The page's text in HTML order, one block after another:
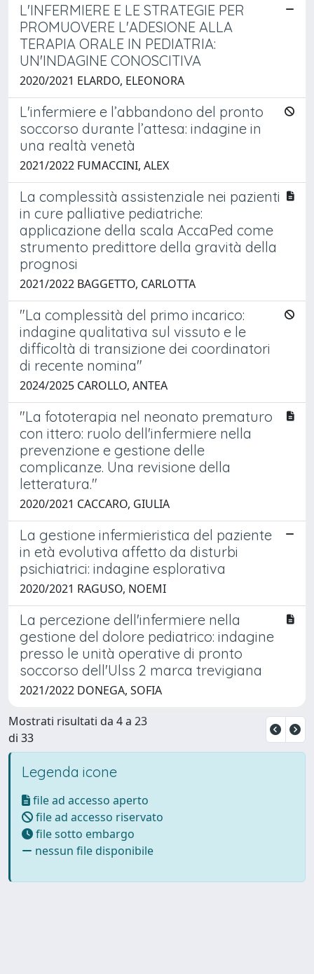
L'INFERMIERE E LE STRATEGIE PER
PROMUOVERE L'ADESIONE ALLA
TERAPIA ORALE IN PEDIATRIA:
UN'INDAGINE CONOSCITIVA
2020/2021 ELARDO, ELEONORA
L'infermiere e l’abbandono del pronto
soccorso durante l’attesa: indagine in
una realtà venetà
2021/2022 FUMACCINI, ALEX
La complessità assistenziale nei pazienti
in cure palliative pediatriche:
applicazione della scala AccaPed come
strumento predittore della gravità della
prognosi
2021/2022 BAGGETTO, CARLOTTA
"La complessità del primo incarico:
indagine qualitativa sul vissuto e le
difficoltà di transizione dei coordinatori
di recente nomina"
2024/2025 CAROLLO, ANTEA
"La fototerapia nel neonato prematuro
con ittero: ruolo dell'infermiere nella
prevenzione e gestione delle
complicanze. Una revisione della
letteratura."
2020/2021 CACCARO, GIULIA
La gestione infermieristica del paziente
in età evolutiva affetto da disturbi
psichiatrici: indagine esplorativa
2020/2021 RAGUSO, NOEMI
La percezione dell'infermiere nella
gestione del dolore pediatrico: indagine
presso le unità operative di pronto
soccorso dell'Ulss 2 marca trevigiana
2021/2022 DONEGA, SOFIA
Mostrati risultati da 4 a 23
di 33
Legenda icone
file ad accesso aperto
file ad accesso riservato
file sotto embargo
nessun file disponibile